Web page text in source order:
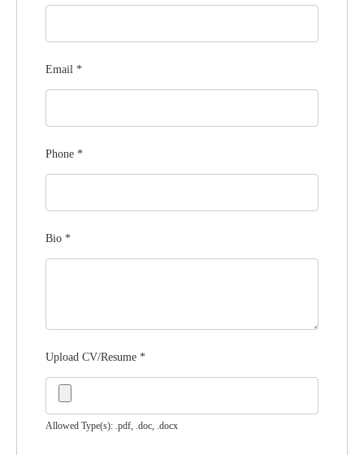
Email *
Phone *
Bio *
Upload CV/Resume *
Allowed Type(s): .pdf, .doc, .docx